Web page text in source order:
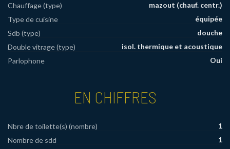
Chauffage (type)
mazout (chauf. centr.)
Type de cuisine
équipée
Sdb (type)
douche
Double vitrage (type)
isol. thermique et acoustique
Parlophone
Oui
EN CHIFFRES
Nbre de toilette(s) (nombre)
1
Nombre de sdd
1